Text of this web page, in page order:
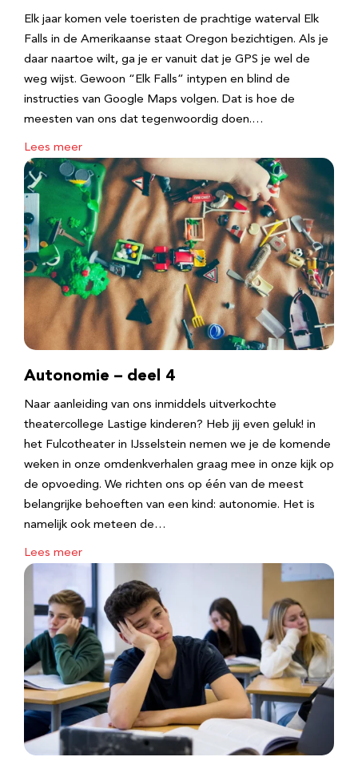
Elk jaar komen vele toeristen de prachtige waterval Elk
Falls in de Amerikaanse staat Oregon bezichtigen. Als je
daar naartoe wilt, ga je er vanuit dat je GPS je wel de
weg wijst. Gewoon “Elk Falls” intypen en blind de
instructies van Google Maps volgen. Dat is hoe de
meesten van ons dat tegenwoordig doen.…
Lees meer
Autonomie – deel 4
Naar aanleiding van ons inmiddels uitverkochte
theatercollege Lastige kinderen? Heb jij even geluk! in
het Fulcotheater in IJsselstein nemen we je de komende
weken in onze omdenkverhalen graag mee in onze kijk op
de opvoeding. We richten ons op één van de meest
belangrijke behoeften van een kind: autonomie. Het is
namelijk ook meteen de…
Lees meer